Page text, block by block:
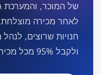
של המוכר, והמערכת
לאחר מכירה
חנויות שרוצים,
ולקבל 95% מכל מכירה ישירות לחשבון שלכם.